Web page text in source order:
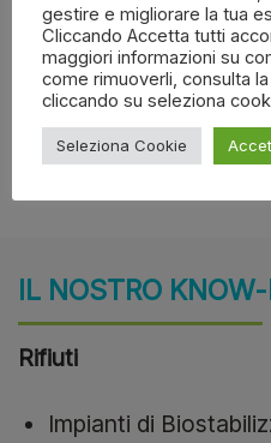
alla realtà italiana.
progettisti di primo
ulteriori fattori portanti
IL NOSTRO
Rifiuti
Impianti di
gestire e migliorare la tua
Cliccando Accetta tutti
maggiori informazioni su
come rimuoverli, consulta
cliccando su seleziona
Seleziona Cookie